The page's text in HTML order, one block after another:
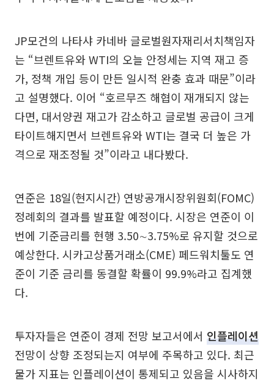
JP모건의 나타샤 카네바 글로벌원자재리서치책임자
는 “브렌트유와 WTI의 오늘 안정세는 지역 재고 증
가, 정책 개입 등이 만든 일시적 완충 효과 때문”이라
고 설명했다. 이어 “호르무즈 해협이 재개되지 않는
다면, 대서양권 재고가 감소하고 글로벌 공급이 크게
타이트해지면서 브렌트유와 WTI는 결국 더 높은 가
격으로 재조정될 것”이라고 내다봤다.
연준은 18일(현지시간) 연방공개시장위원회(FOMC)
정례회의 결과를 발표할 예정이다. 시장은 연준이 이
번에 기준금리를 현행 3.50∼3.75%로 유지할 것으로
예상한다. 시카고상품거래소(CME) 페드워치툴도 연
준이 기준 금리를 동결할 확률이 99.9%라고 집계했
다.
투자자들은 연준이 경제 전망 보고서에서 인플레이션
전망이 상향 조정되는지 여부에 주목하고 있다. 최근
물가 지표는 인플레이션이 통제되고 있음을 시사하지